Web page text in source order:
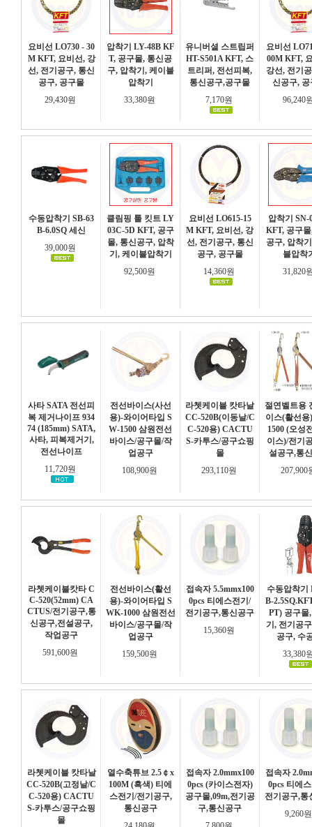
요비선 LO730 - 30
M KFT, 요비선, 강
선, 전기공구, 통신
공구, 공구몰
29,430원
압착기 LY-48B KF
T, 공구몰, 통신공
구, 압착기, 케이블
압착기
33,380원
유니버셜 스트립퍼
HT-S501A KFT, 스
트리퍼, 전선피복,
통신공구,공구몰
7,170원
요비선
00M KFT,
강선, 전기
신공구, 공
96,240
수동압착기 SB-63
B-6.0SQ 세신
39,000원
클림핑 툴 킷트 LY
03C-5D KFT, 공구
몰, 통신공구, 압착
기, 케이블압착기
92,500원
요비선 LO615-15
M KFT, 요비선, 강
선, 전기공구, 통신
공구, 공구몰
14,360원
압착기 SN-
KFT, 공구
공구, 압착
블압착
31,820
사타 SATA 전선피
복 제거나이프 934
74 (185mm) SATA,
사타, 피복제거기,
전선나이프
11,720원
전선바이스(사선
용)-와이어타입 S
W-1500 삼원전선
바이스/공구몰/작
업공구
108,900원
라쳇케이블 캇타날
CC-520B(이동날/C
C-520용) CACTU
S-카투스/공구쇼핑
몰
293,110원
절연벨트용
이스(활선용
1500 (오성
이스)/전기
설공구,통
207,900
라쳇케이블캇타 C
C-520(52mm) CA
CTUS/전기공구,통
신공구,전설공구,
작업공구
591,600원
전선바이스(활선
용)-와이어타입 S
WK-1000 삼원전선
바이스/공구몰/작
업공구
159,500원
접속자 5.5mmx100
0pcs 티에스전기/
전기공구,통신공구
15,360원
수동압착기
B-
PT) 공구몰
기, 전기공
공구, 수
33,380
라쳇케이블 캇타날
CC-520B(고정날/C
C-520용) CACTU
S-카투스/공구쇼핑
몰
열수축튜브 2.5￠x
100M (흑색) 티에
스전기/전기공구,
통신공구
접속자 2.0mmx100
0pcs (카이스전자)
공구몰,09m,전기공
구,통신공구
접속자
0pcs 티에
전기공구,통
9,260